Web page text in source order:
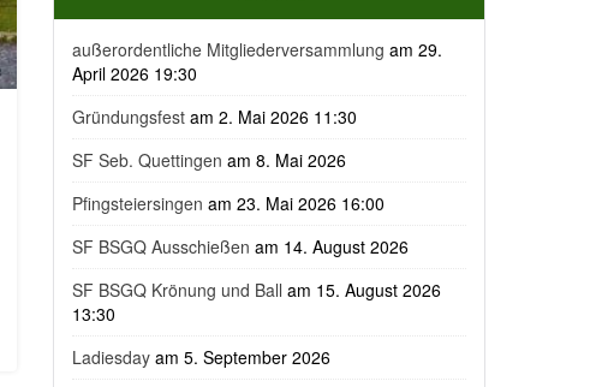
außerordentliche Mitgliederversammlung am 29.
April 2026 19:30
Gründungsfest am 2. Mai 2026 11:30
SF Seb. Quettingen am 8. Mai 2026
Pfingsteiersingen am 23. Mai 2026 16:00
SF BSGQ Ausschießen am 14. August 2026
SF BSGQ Krönung und Ball am 15. August 2026
13:30
Ladiesday am 5. September 2026